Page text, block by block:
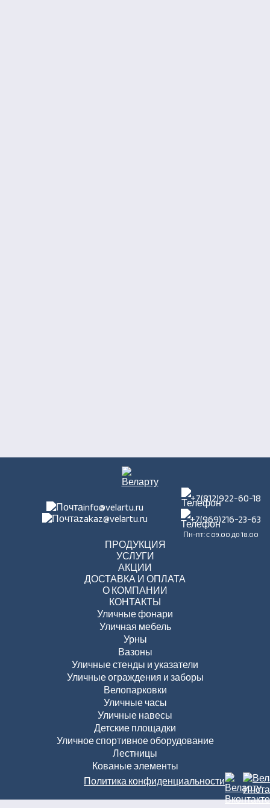
info@velartu.ru
zakaz@velartu.ru
+7(812)922-60-18
+7(969)216-23-63
Пн-пт: с 09.00 до 18.00
ПРОДУКЦИЯ
УСЛУГИ
АКЦИИ
ДОСТАВКА И ОПЛАТА
О КОМПАНИИ
КОНТАКТЫ
Уличные фонари
Уличная мебель
Урны
Вазоны
Уличные стенды и указатели
Уличные ограждения и заборы
Велопарковки
Уличные часы
Уличные навесы
Детские площадки
Уличное спортивное оборудование
Лестницы
Кованые элементы
Политика конфиденциальности